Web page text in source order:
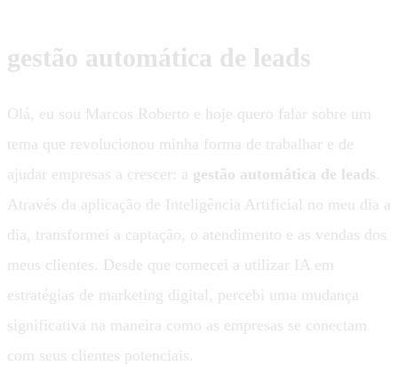
gestão automática de leads
Olá, eu sou Marcos Roberto e hoje quero falar sobre um
tema que revolucionou minha forma de trabalhar e de
ajudar empresas a crescer: a gestão automática de leads.
Através da aplicação de Inteligência Artificial no meu dia a
dia, transformei a captação, o atendimento e as vendas dos
meus clientes. Desde que comecei a utilizar IA em
estratégias de marketing digital, percebi uma mudança
significativa na maneira como as empresas se conectam
com seus clientes potenciais.